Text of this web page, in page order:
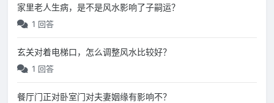
家里老人生病，是不是风水影响了子嗣运？
1 回答
玄关对着电梯口，怎么调整风水比较好？
1 回答
餐厅门正对卧室门对夫妻姻缘有影响不？